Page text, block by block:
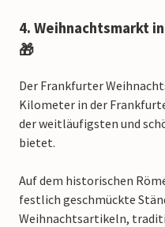
4. Weihnachtsmarkt
🎁
Der Frankfurter
Kilometer in der
der weitläufigsten und
bietet.
Auf dem historischen
festlich geschmückte
Weihnachtsartikeln,